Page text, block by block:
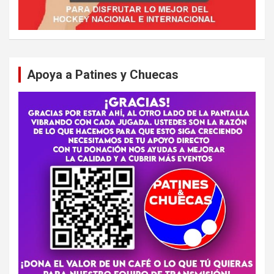
Apoya a Patines y Chuecas